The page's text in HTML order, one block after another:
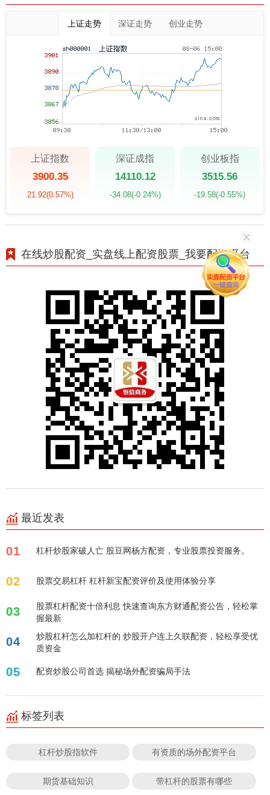
上证走势 深证走势 创业走势
上证指数
3900.35
21.92(0.57%)
深证成指
14110.12
-34.08(-0.24%)
创业板指
3515.56
-19.58(-0.55%)
在线炒股配资_实盘线上配资股票_我要配资平台
最近发表
01 杠杆炒股家破人亡 股豆网杨方配资，专业股票投资服务。
02 股票交易杠杆 杠杆新宝配资评价及使用体验分享
03
股票杠杆配资十倍利息 快速查询东方财通配资公告，轻松掌
握最新
04
炒股杠杆怎么加杠杆的 炒股开户连上久联配资，轻松享受优
质资金
05 配资炒股公司首选 揭秘场外配资骗局手法
标签列表
杠杆炒股指软件 有资质的场外配资平台
期货基础知识 带杠杆的股票有哪些